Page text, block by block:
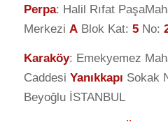
Perpa: Halil Rıfat
Merkezi ABlok Kat: 5No:
Karaköy: Emekyemez
Caddesi Yanıkkapı Sokak
Beyoğlu İSTANBUL